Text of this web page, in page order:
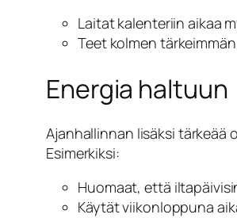
Laitat kalenteriin aikaa
Teet kolmen
Energia haltuun
Ajanhallinnan lisäksi tärkeää
Esimerkiksi:
Huomaat, että
Käytät viikonloppuna